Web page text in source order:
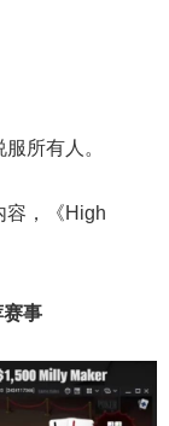
所有人。
容，《High
事